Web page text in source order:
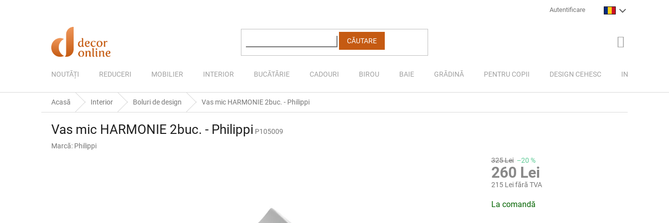
Autentificare
CĂUTARE
NOUTĂȚI REDUCERI MOBILIER INTERIOR BUCĂTĂRIE CADOURI BIROU BAIE GRĂDINĂ PENTRU COPII DESIGN CEHESC INSPIRAȚIE
Acasă Interior Boluri de design Vas mic HARMONIE 2buc. - Philippi
Vas mic HARMONIE 2buc. - Philippi P105009
Marcă: Philippi
325 Lei –20 %
260 Lei
215 Lei fără TVA
preţ:
La comandă